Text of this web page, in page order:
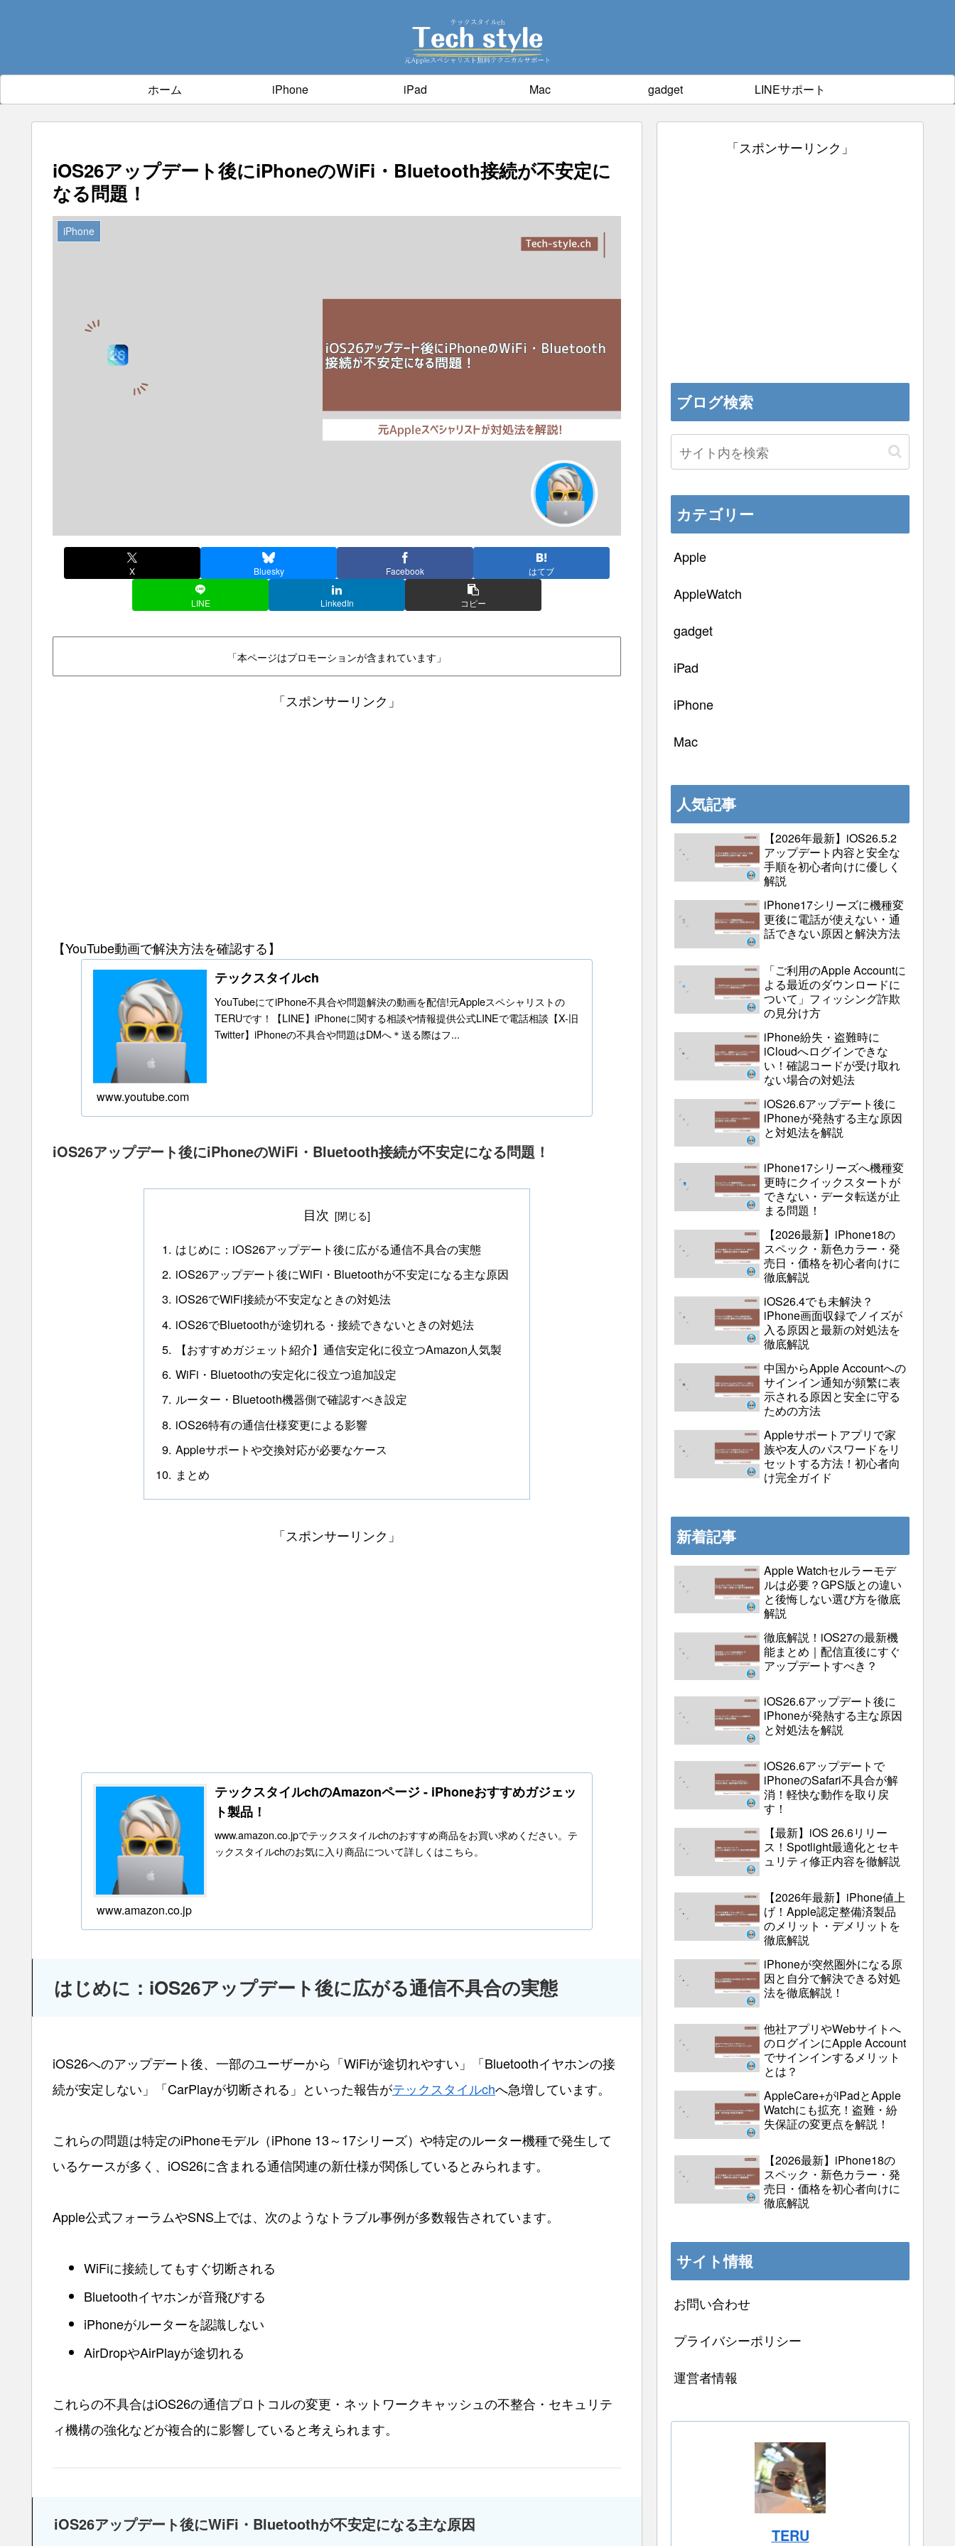
ホーム iPhone iPad Mac gadget LINEサポート
iOS26アップデート後にiPhoneのWiFi・Bluetooth接続が不安定に
なる問題！
iPhone
X Bluesky Facebook はてブ
LINE LinkedIn コピー
「本ページはプロモーションが含まれています」
「スポンサーリンク」
【YouTube動画で解決方法を確認する】
テックスタイルch
YouTubeにてiPhone不具合や問題解決の動画を配信!元Appleスペシャリストの
TERUです！【LINE】iPhoneに関する相談や情報提供公式LINEで電話相談【X-旧
Twitter】iPhoneの不具合や問題はDMへ＊送る際はフ...
www.youtube.com
iOS26アップデート後にiPhoneのWiFi・Bluetooth接続が不安定になる問題！
目次
はじめに：iOS26アップデート後に広がる通信不具合の実態
iOS26アップデート後にWiFi・Bluetoothが不安定になる主な原因
iOS26でWiFi接続が不安定なときの対処法
iOS26でBluetoothが途切れる・接続できないときの対処法
【おすすめガジェット紹介】通信安定化に役立つAmazon人気製
WiFi・Bluetoothの安定化に役立つ追加設定
ルーター・Bluetooth機器側で確認すべき設定
iOS26特有の通信仕様変更による影響
Appleサポートや交換対応が必要なケース
まとめ
「スポンサーリンク」
テックスタイルchのAmazonページ - iPhoneおすすめガジェッ
ト製品！
www.amazon.co.jpでテックスタイルchのおすすめ商品をお買い求めください。テ
ックスタイルchのお気に入り商品について詳しくはこちら。
www.amazon.co.jp
はじめに：iOS26アップデート後に広がる通信不具合の実態
iOS26へのアップデート後、一部のユーザーから「WiFiが途切れやすい」「Bluetoothイヤホンの接
続が安定しない」「CarPlayが切断される」といった報告がテックスタイルchへ急増しています。
これらの問題は特定のiPhoneモデル（iPhone 13～17シリーズ）や特定のルーター機種で発生して
いるケースが多く、iOS26に含まれる通信関連の新仕様が関係しているとみられます。
Apple公式フォーラムやSNS上では、次のようなトラブル事例が多数報告されています。
WiFiに接続してもすぐ切断される
Bluetoothイヤホンが音飛びする
iPhoneがルーターを認識しない
AirDropやAirPlayが途切れる
これらの不具合はiOS26の通信プロトコルの変更・ネットワークキャッシュの不整合・セキュリテ
ィ機構の強化などが複合的に影響していると考えられます。
iOS26アップデート後にWiFi・Bluetoothが不安定になる主な原因
「スポンサーリンク」
ブログ検索
カテゴリー
Apple
AppleWatch
gadget
iPad
iPhone
Mac
人気記事
【2026年最新】iOS26.5.2
アップデート内容と安全な
手順を初心者向けに優しく
解説
iPhone17シリーズに機種変
更後に電話が使えない・通
話できない原因と解決方法
「ご利用のApple Accountに
よる最近のダウンロードに
ついて」フィッシング詐欺
の見分け方
iPhone紛失・盗難時に
iCloudへログインできな
い！確認コードが受け取れ
ない場合の対処法
iOS26.6アップデート後に
iPhoneが発熱する主な原因
と対処法を解説
iPhone17シリーズへ機種変
更時にクイックスタートが
できない・データ転送が止
まる問題！
【2026最新】iPhone18の
スペック・新色カラー・発
売日・価格を初心者向けに
徹底解説
iOS26.4でも未解決？
iPhone画面収録でノイズが
入る原因と最新の対処法を
徹底解説
中国からApple Accountへの
サインイン通知が頻繁に表
示される原因と安全に守る
ための方法
Appleサポートアプリで家
族や友人のパスワードをリ
セットする方法！初心者向
け完全ガイド
新着記事
Apple Watchセルラーモデ
ルは必要？GPS版との違い
と後悔しない選び方を徹底
解説
徹底解説！iOS27の最新機
能まとめ｜配信直後にすぐ
アップデートすべき？
iOS26.6アップデート後に
iPhoneが発熱する主な原因
と対処法を解説
iOS26.6アップデートで
iPhoneのSafari不具合が解
消！軽快な動作を取り戻
す！
【最新】iOS 26.6リリー
ス！Spotlight最適化とセキ
ュリティ修正内容を徹解説
【2026年最新】iPhone値上
げ！Apple認定整備済製品
のメリット・デメリットを
徹底解説
iPhoneが突然圏外になる原
因と自分で解決できる対処
法を徹底解説！
他社アプリやWebサイトへ
のログインにApple Account
でサインインするメリット
とは？
AppleCare+がiPadとApple
Watchにも拡充！盗難・紛
失保証の変更点を解説！
【2026最新】iPhone18の
スペック・新色カラー・発
売日・価格を初心者向けに
徹底解説
サイト情報
お問い合わせ
プライバシーポリシー
運営者情報
TERU